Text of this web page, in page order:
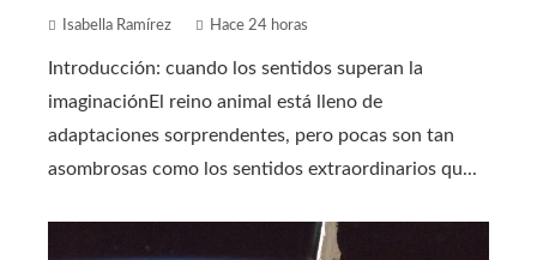
Isabella Ramírez Hace 24 horas
Introducción: cuando los sentidos superan la
imaginaciónEl reino animal está lleno de
adaptaciones sorprendentes, pero pocas son tan
asombrosas como los sentidos extraordinarios qu...